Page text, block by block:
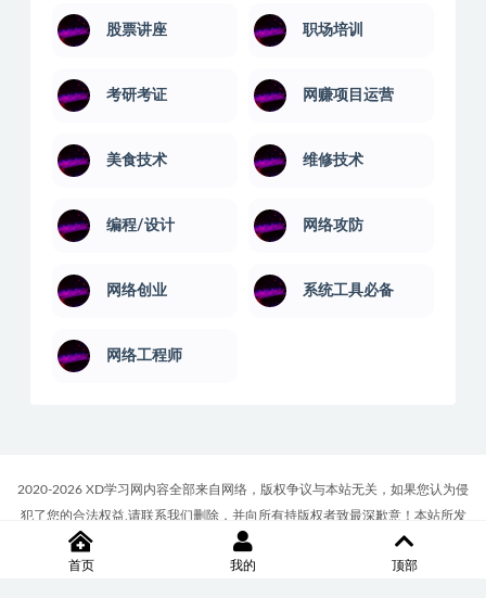
股票讲座 职场培训
考研考证 网赚项目运营
美食技术 维修技术
编程/设计 网络攻防
网络创业 系统工具必备
网络工程师
2020-2026 XD学习网内容全部来自网络，版权争议与本站无关，如果您认为侵
犯了您的合法权益,请联系我们删除，并向所有持版权者致最深歉意！本站所发
布的一切学习教程、软件等资料仅限用于学习体验和研究目的；请自觉下载后
24小时内删除，如果您喜欢该资料，请支持正版！商务合作或版权联系邮箱
首页 我的 顶部